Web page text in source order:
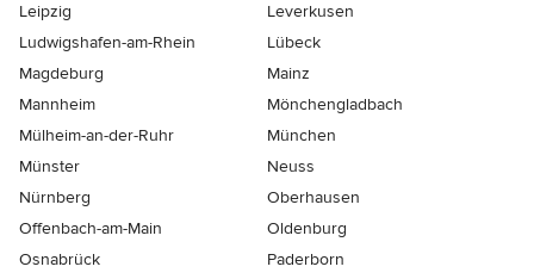
Leipzig
Leverkusen
Ludwigshafen-am-Rhein
Lübeck
Magdeburg
Mainz
Mannheim
Mönchen­gladbach
Mülheim-an-der-Ruhr
München
Münster
Neuss
Nürnberg
Oberhausen
Offenbach-am-Main
Oldenburg
Osnabrück
Paderborn